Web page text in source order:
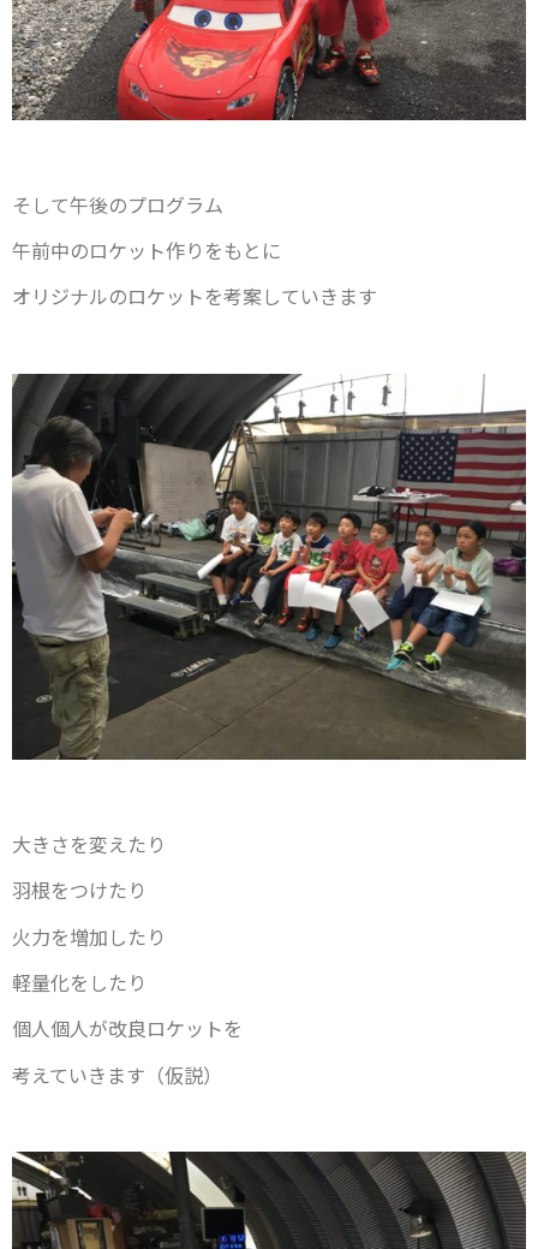
そして午後のプログラム
午前中のロケット作りをもとに
オリジナルのロケットを考案していきます
大きさを変えたり
羽根をつけたり
火力を増加したり
軽量化をしたり
個人個人が改良ロケットを
考えていきます（仮説）